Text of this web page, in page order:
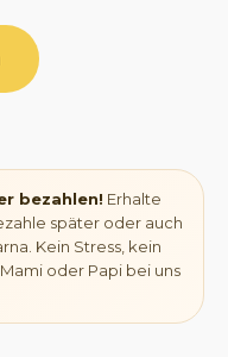
bezahlen! Erhalte
später oder auch
Kein Stress, kein
oder Papi bei uns